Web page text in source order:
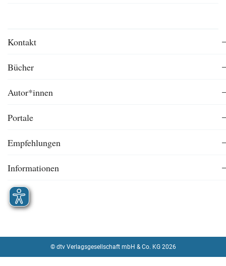
Kontakt
Bücher
Autor*innen
Portale
Empfehlungen
Informationen
© dtv Verlagsgesellschaft mbH & Co. KG 2026